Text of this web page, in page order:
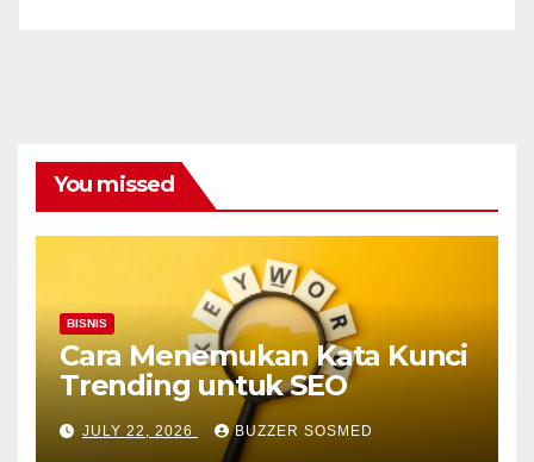
You missed
BISNIS
Cara Menemukan Kata Kunci
Trending untuk SEO
JULY 22, 2026 BUZZER SOSMED